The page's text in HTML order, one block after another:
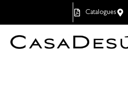
Catalogues